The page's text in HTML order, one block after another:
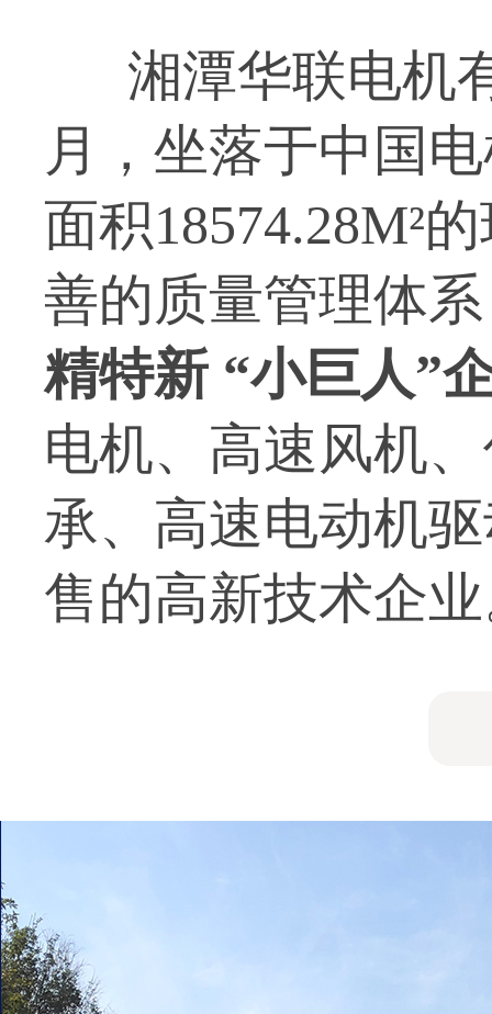
湘潭华联电机
月，坐落于中国
面积18574.28M²
善的质量管理体
精特新 “小巨人”
电机、高速风机
承、高速电动机
售的高新技术企